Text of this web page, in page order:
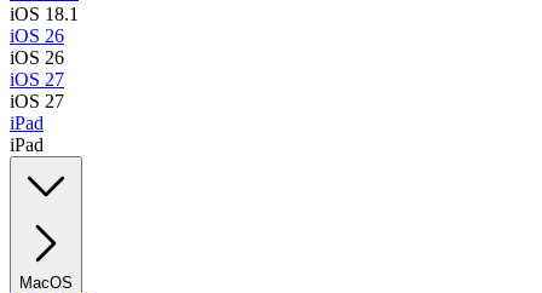
iOS 18.1
iOS 26
iOS 26
iOS 27
iOS 27
iPad
iPad
MacOS